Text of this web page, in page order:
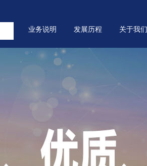
业务说明 发展历程 关于我们